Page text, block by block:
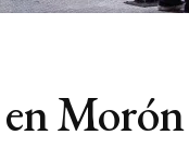
en Morón